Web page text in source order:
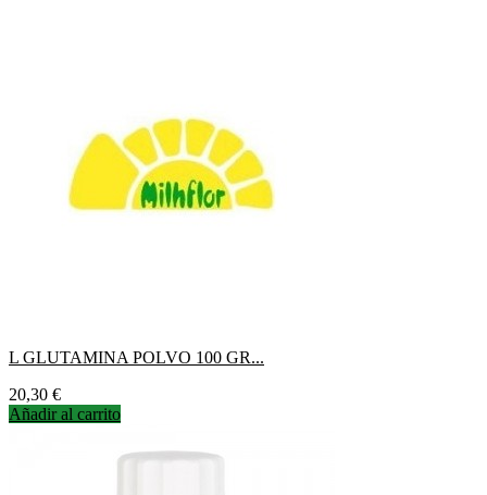
L GLUTAMINA POLVO 100 GR...
Precio
20,30 €
Añadir al carrito